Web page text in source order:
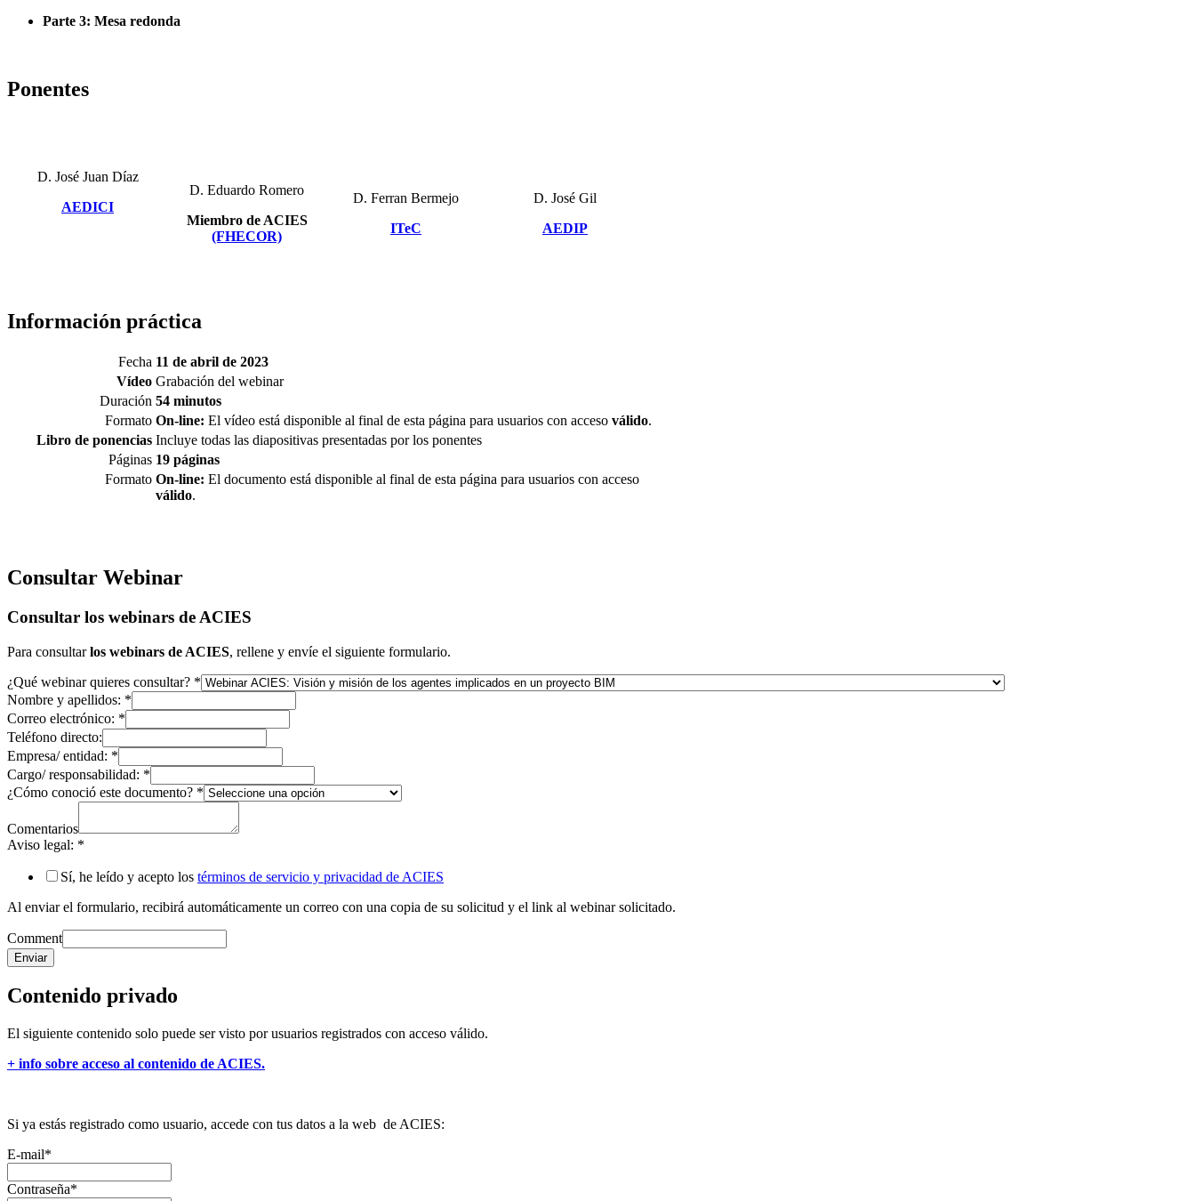
Parte 3: Mesa redonda
Ponentes
D. José Juan Díaz
AEDICI
D. Eduardo Romero
Miembro de ACIES
(FHECOR)
D. Ferran Bermejo
ITeC
D. José Gil
AEDIP
Información práctica
Fecha 11 de abril de 2023
Vídeo Grabación del webinar
Duración 54 minutos
Formato On-line: El vídeo está disponible al final de esta página para usuarios con acceso válido.
Libro de ponencias Incluye todas las diapositivas presentadas por los ponentes
Páginas 19 páginas
Formato On-line: El documento está disponible al final de esta página para usuarios con acceso
válido.
Consultar Webinar
Consultar los webinars de ACIES
Para consultarlos webinars de ACIES, rellene y envíe el siguiente formulario.
¿Qué webinar quieres consultar? *
Nombre y apellidos: *
Correo electrónico: *
Teléfono directo:
Empresa/ entidad: *
Cargo/ responsabilidad: *
¿Cómo conoció este documento? *
Comentarios
Aviso legal: *
Sí, he leído y acepto los términos de servicio y privacidad de ACIES
Al enviar el formulario, recibirá automáticamente un correo con una copia de su solicitud y el link al webinar solicitado.
Comment
Enviar
Contenido privado
El siguiente contenido solo puede ser visto por usuarios registrados con acceso válido.
+ info sobre acceso al contenido de ACIES.
Si ya estás registrado como usuario, accede con tus datos a la web de ACIES:
E-mail*
Contraseña*